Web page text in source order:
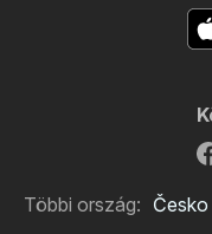
Többi ország: Česko